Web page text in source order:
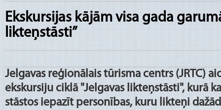
Ekskursijas kājām visa gada
likteņstāsti”
Jelgavas reģionālais tūrisma centrs (JRTC)
ekskursiju ciklā "Jelgavas likteņstāsti", kurā
stāstos iepazīt personības, kuru likteņi